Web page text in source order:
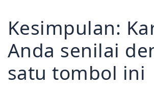
Kesimpulan:
Anda senilai
satu tombol ini